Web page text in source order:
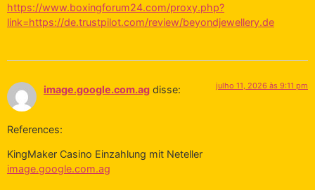
https://www.boxingforum24.com/proxy.php?
link=https://de.trustpilot.com/review/beyondjewellery.de
image.google.com.ag disse: julho 11, 2026 às 9:11 pm
References:
KingMaker Casino Einzahlung mit Neteller
image.google.com.ag